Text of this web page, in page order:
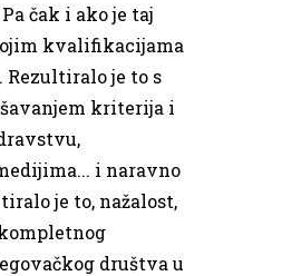
čak i ako je taj
kvalifikacijama
je to s
kriterija i
i naravno
je to, nažalost,
društva u